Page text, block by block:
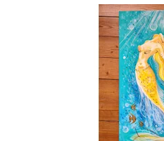
Vyprodáno
8732